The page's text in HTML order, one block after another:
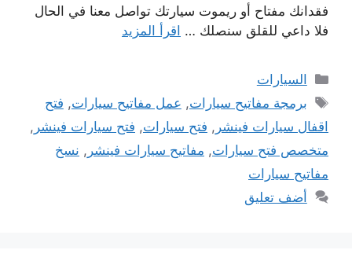
فقدانك مفتاح أو ريموت سيارتك تواصل معنا في الحال
فلا داعي للقلق سنصلك … اقرأ المزيد
التصنيفات
السيارات
الوسوم
برمجة مفاتيح سيارات, عمل مفاتيح سيارات, فتح
اقفال سيارات فينشر , فتح سيارات, فتح سيارات فينشر ,
متخصص فتح سيارات, مفاتيح سيارات فينشر , نسخ
مفاتيح سيارات
أضف تعليق